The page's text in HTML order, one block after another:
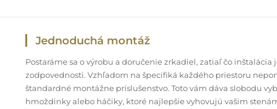
Jednoduchá montáž
Postaráme sa o výrobu a doručenie zrkadiel, zatiaľ čo inštalácia
zodpovednosti. Vzhľadom na špecifiká každého priestoru
štandardné montážne príslušenstvo. Toto vám dáva slobodu
hmoždinky alebo háčiky, ktoré najlepšie vyhovujú vašim